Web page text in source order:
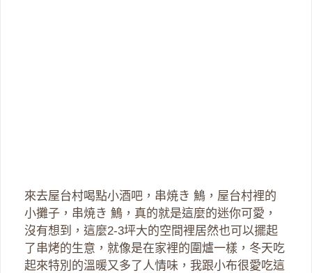
來去屋台村喝點小酒吧，串焼き 鷠，屋台村裡的
小攤子，串焼き 鷠，真的就是這麼的迷你可愛，
沒有想到，這麼2-3坪大的空間裡居然也可以擺起
了串烤的生意，就像是在家裡的圍爐一樣，冬天吃
起來特別的溫暖又多了人情味，我跟小布很愛吃這